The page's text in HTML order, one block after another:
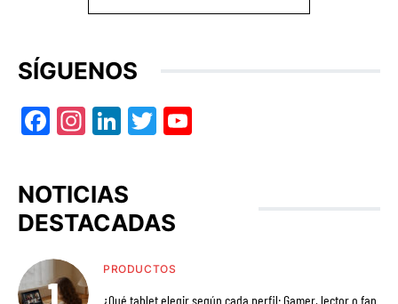
SÍGUENOS
Facebook
Instagram
LinkedIn
Twitter
NOTICIAS
DESTACADAS
PRODUCTOS
¿Qué tablet elegir según cada perfil: Gamer, lector o fan